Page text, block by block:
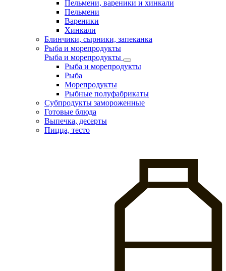
Пельмени, вареники и хинкали
Пельмени
Вареники
Хинкали
Блинчики, сырники, запеканка
Рыба и морепродукты
Рыба и морепродукты
Рыба и морепродукты
Рыба
Морепродукты
Рыбные полуфабрикаты
Субпродукты замороженные
Готовые блюда
Выпечка, десерты
Пицца, тесто